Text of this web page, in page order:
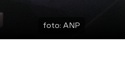
foto: ANP